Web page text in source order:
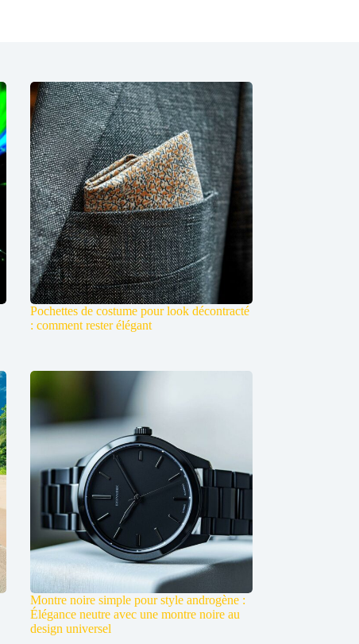
Pochettes de costume pour look décontracté
: comment rester élégant
Montre noire simple pour style androgène :
Élégance neutre avec une montre noire au
design universel